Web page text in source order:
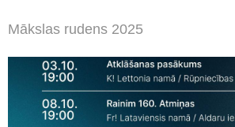
Mākslas rudens 2025